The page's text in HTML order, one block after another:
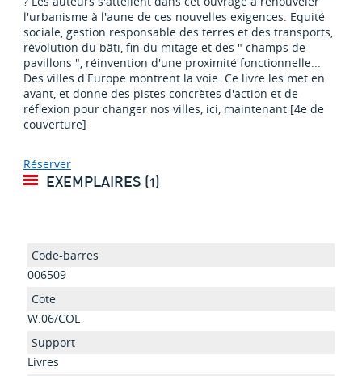
l'urbanisme à l'aune de ces nouvelles exigences. Equité
sociale, gestion responsable des terres et des transports,
révolution du bâti, fin du mitage et des " champs de
pavillons ", réinvention d'une proximité fonctionnelle...
Des villes d'Europe montrent la voie. Ce livre les met en
avant, et donne des pistes concrètes d'action et de
réflexion pour changer nos villes, ici, maintenant [4e de
couverture]
Réserver
EXEMPLAIRES (1)
006509
W.06/COL
Livres